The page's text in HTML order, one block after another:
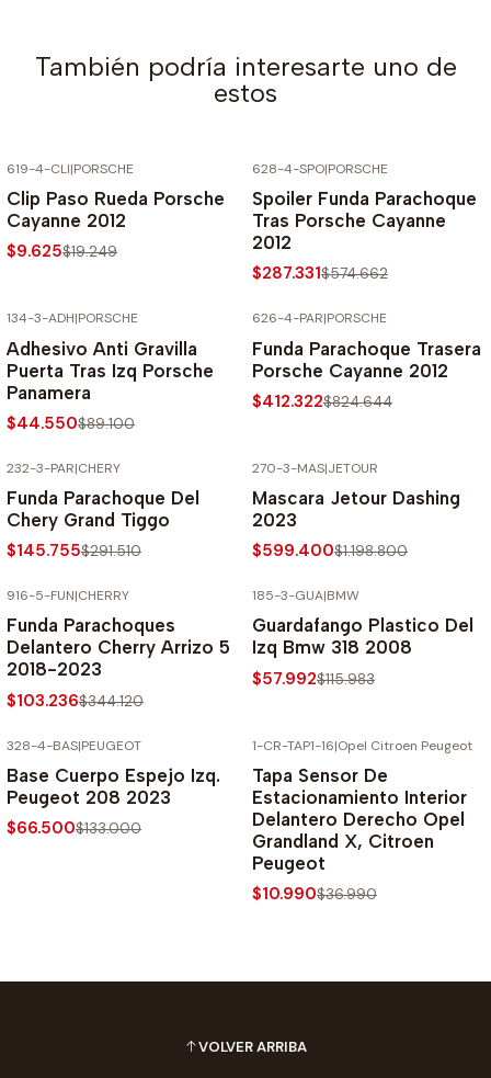
También podría interesarte uno de
estos
619-4-CLI|PORSCHE
Clip Paso Rueda Porsche
Cayanne 2012
$9.625$19.249
628-4-SPO|PORSCHE
Spoiler Funda Parachoque
Tras Porsche Cayanne
2012
$287.331$574.662
134-3-ADH|PORSCHE
Adhesivo Anti Gravilla
Puerta Tras Izq Porsche
Panamera
$44.550$89.100
626-4-PAR|PORSCHE
Funda Parachoque Trasera
Porsche Cayanne 2012
$412.322$824.644
232-3-PAR|CHERY
Funda Parachoque Del
Chery Grand Tiggo
$145.755$291.510
270-3-MAS|JETOUR
Mascara Jetour Dashing
2023
$599.400$1.198.800
916-5-FUN|CHERRY
Funda Parachoques
Delantero Cherry Arrizo 5
2018-2023
$103.236$344.120
185-3-GUA|BMW
Guardafango Plastico Del
Izq Bmw 318 2008
$57.992$115.983
328-4-BAS|PEUGEOT
Base Cuerpo Espejo Izq.
Peugeot 208 2023
$66.500$133.000
1-CR-TAP1-16|Opel Citroen Peugeot
Tapa Sensor De
Estacionamiento Interior
Delantero Derecho Opel
Grandland X, Citroen
Peugeot
$10.990$36.990
VOLVER ARRIBA